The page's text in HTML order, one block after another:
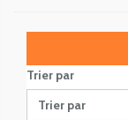
Trier par
Trier par